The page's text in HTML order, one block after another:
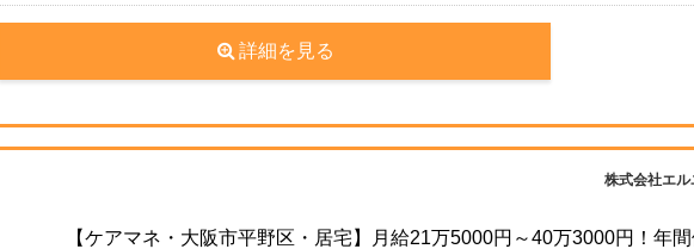
詳細を見る
株式会社エ
【ケアマネ・大阪市平野区・居宅】月給21万5000円～40万3000円！年